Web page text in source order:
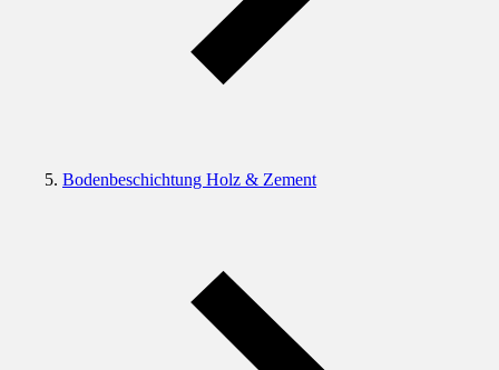
Bodenbeschichtung Holz & Zement